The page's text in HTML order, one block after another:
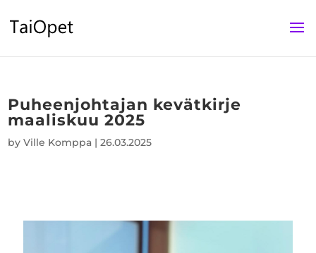
Puheenjohtajan kevätkirje
maaliskuu 2025
byVille Komppa |26.03.2025